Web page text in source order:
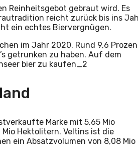
Reinheitsgebot gebraut wird. Es
reicht zurück bis ins
ein echtes Biervergnügen.
im Jahr 2020. Rund 9,6
getrunken zu haben. Auf dem
Marke mit 5,65 Mio
Hektolitern. Veltins ist die
ein Absatzvolumen von 8,08 Mio